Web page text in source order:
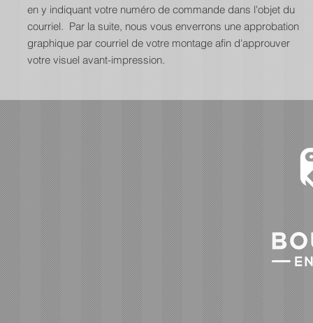
en y indiquant votre numéro de commande dans l'objet du
courriel. Par la suite, nous vous enverrons une approbation
graphique par courriel de votre montage afin d'approuver
votre visuel avant-impression.